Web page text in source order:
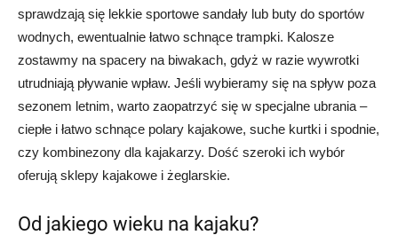
sprawdzają się lekkie sportowe sandały lub buty do sportów
wodnych, ewentualnie łatwo schnące trampki. Kalosze
zostawmy na spacery na biwakach, gdyż w razie wywrotki
utrudniają pływanie wpław. Jeśli wybieramy się na spływ poza
sezonem letnim, warto zaopatrzyć się w specjalne ubrania –
ciepłe i łatwo schnące polary kajakowe, suche kurtki i spodnie,
czy kombinezony dla kajakarzy. Dość szeroki ich wybór
oferują sklepy kajakowe i żeglarskie.
Od jakiego wieku na kajaku?